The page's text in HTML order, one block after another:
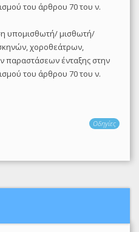
του άρθρου 70 του ν.
υπομισθωτή/ μισθωτή/
χοροθεάτρων,
ένταξης στην
του άρθρου 70 του ν.
Οδηγίες